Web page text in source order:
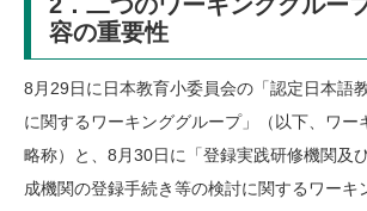
容の重要性
8月29日に日本教育小委員会の「認定日本語
に関するワーキンググループ」（以下、ワ
略称）と、8月30日に「登録実践研修機関及
成機関の登録手続き等の検討に関するワーキ